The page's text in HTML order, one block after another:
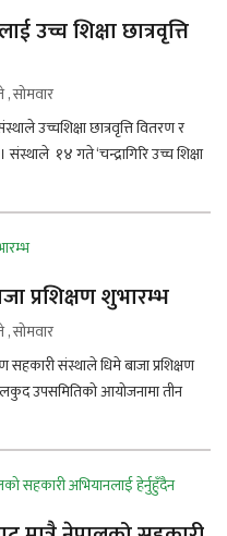
उच्च शिक्षा छात्रवृत्ति
सोमवार
उच्चशिक्षा छात्रवृत्ति वितरण र
१४ गते ‘चन्द्रागिरि उच्च शिक्षा
प्रशिक्षण शुभारम्भ
सोमवार
सहकारी संस्थाले धिमे बाजा प्रशिक्षण
उपसमितिको आयोजनामा तीन